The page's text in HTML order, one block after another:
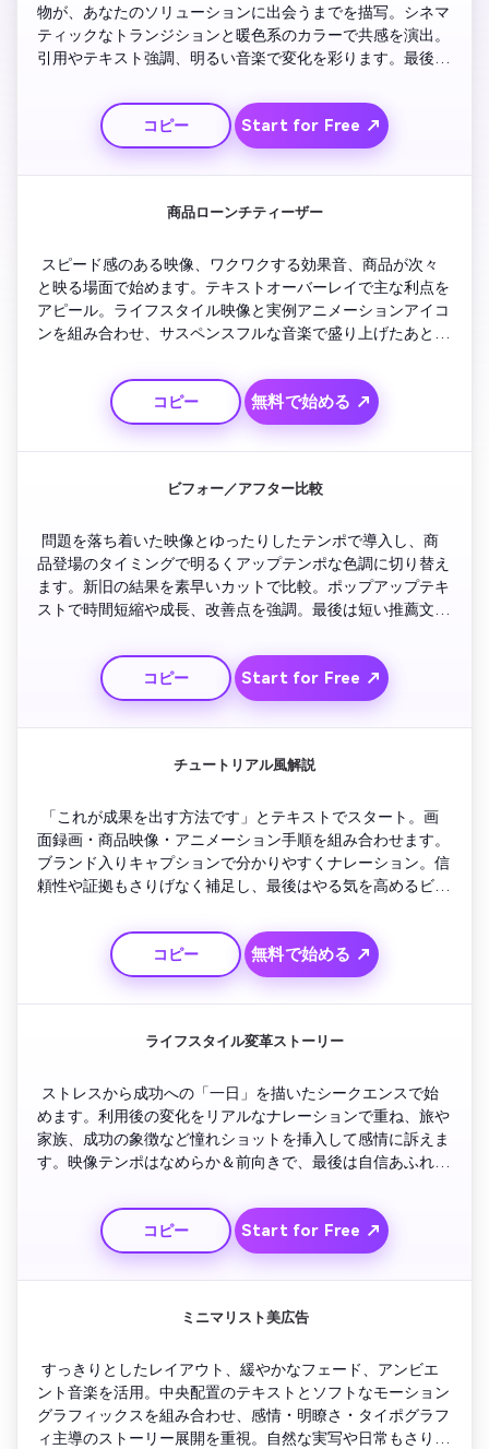
物が、あなたのソリューションに出会うまでを描写。シネマ
ティックなトランジションと暖色系のカラーで共感を演出。
引用やテキスト強調、明るい音楽で変化を彩ります。最後は
確立しましょう。
コピー
Start for Free ↗
商品ローンチティーザー
スピード感のある映像、ワクワクする効果音、商品が次々
と映る場面で始めます。テキストオーバーレイで主な利点を
アピール。ライフスタイル映像と実例アニメーションアイコ
ンを組み合わせ、サスペンスフルな音楽で盛り上げたあと、
コピー 無料で始める ↗
ビフォー／アフター比較
問題を落ち着いた映像とゆったりしたテンポで導入し、商
品登場のタイミングで明るくアップテンポな色調に切り替え
ます。新旧の結果を素早いカットで比較。ポップアップテキ
ストで時間短縮や成長、改善点を強調。最後は短い推薦文と
コピー Start for Free ↗
チュートリアル風解説
「これが成果を出す方法です」とテキストでスタート。画
面録画・商品映像・アニメーション手順を組み合わせます。
ブランド入りキャプションで分かりやすくナレーション。信
頼性や証拠もさりげなく補足し、最後はやる気を高めるビジ
コピー 無料で始める ↗
ライフスタイル変革ストーリー
ストレスから成功への「一日」を描いたシークエンスで始
めます。利用後の変化をリアルなナレーションで重ね、旅や
家族、成功の象徴など憧れショットを挿入して感情に訴えま
す。映像テンポはなめらか＆前向きで、最後は自信あふれる
コピー Start for Free ↗
ミニマリスト美広告
すっきりとしたレイアウト、緩やかなフェード、アンビエ
ント音楽を活用。中央配置のテキストとソフトなモーション
グラフィックスを組み合わせ、感情・明瞭さ・タイポグラフ
ィ主導のストーリー展開を重視。自然な実写や日常もさりげ